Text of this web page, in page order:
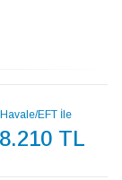
Havale/EFT İle
TL